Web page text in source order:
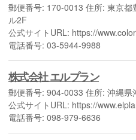
郵便番号: 170-0013 住所: 東京
ル2F
公式サイトURL: https://
電話番号: 03-5944-9988
株式会社 エルプラン
郵便番号: 904-0033 住所: 沖縄県
公式サイトURL: https://
電話番号: 098-979-6636